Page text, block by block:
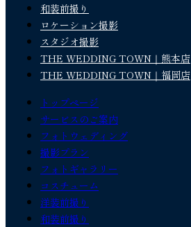
和装前撮り
ロケーション撮影
スタジオ撮影
THE WEDDING TOWN｜熊本店
THE WEDDING TOWN｜福岡店
トップページ
サービスのご案内
フォトウェディング
撮影プラン
フォトギャラリー
コスチューム
洋装前撮り
和装前撮り